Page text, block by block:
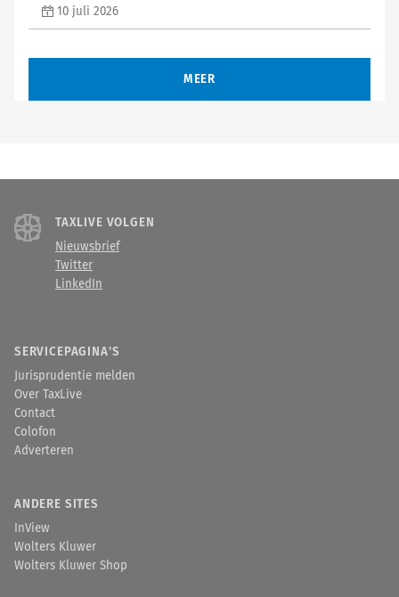
10 juli 2026
MEER
TAXLIVE VOLGEN
Nieuwsbrief
Twitter
LinkedIn
SERVICEPAGINA'S
Jurisprudentie melden
Over TaxLive
Contact
Colofon
Adverteren
ANDERE SITES
InView
Wolters Kluwer
Wolters Kluwer Shop